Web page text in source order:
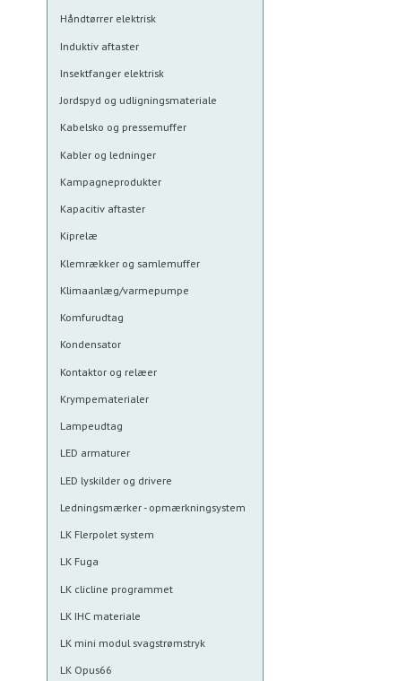
Håndtørrer elektrisk
Induktiv aftaster
Insektfanger elektrisk
Jordspyd og udligningsmateriale
Kabelsko og pressemuffer
Kabler og ledninger
Kampagneprodukter
Kapacitiv aftaster
Kiprelæ
Klemrækker og samlemuffer
Klimaanlæg/varmepumpe
Komfurudtag
Kondensator
Kontaktor og relæer
Krympematerialer
Lampeudtag
LED armaturer
LED lyskilder og drivere
Ledningsmærker - opmærkningsystem
LK Flerpolet system
LK Fuga
LK clicline programmet
LK IHC materiale
LK mini modul svagstrømstryk
LK Opus66